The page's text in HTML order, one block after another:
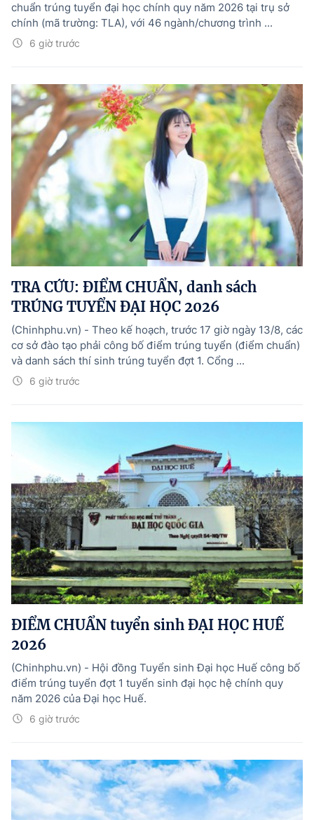
6 giờ trước
chuẩn trúng tuyển đại học chính quy năm 2026 tại trụ sở
chính (mã trường: TLA), với 46 ngành/chương trình ...
TRA CỨU: ĐIỂM CHUẨN, danh sách
TRÚNG TUYỂN ĐẠI HỌC 2026
6 giờ trước
(Chinhphu.vn) - Theo kế hoạch, trước 17 giờ ngày 13/8, các
cơ sở đào tạo phải công bố điểm trúng tuyển (điểm chuẩn)
và danh sách thí sinh trúng tuyển đợt 1. Cổng ...
ĐIỂM CHUẨN tuyển sinh ĐẠI HỌC HUẾ
2026
6 giờ trước
(Chinhphu.vn) - Hội đồng Tuyển sinh Đại học Huế công bố
điểm trúng tuyển đợt 1 tuyển sinh đại học hệ chính quy
năm 2026 của Đại học Huế.